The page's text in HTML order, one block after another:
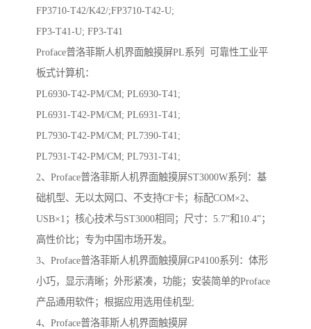
FP3710-T42/K42/;FP3710-T42-U;
FP3-T41-U; FP3-T41
Proface普洛菲斯人机界面触摸屏PL系列 可靠性工业平
板式计算机：
PL6930-T42-PM/CM; PL6930-T41;
PL6931-T42-PM/CM; PL6931-T41;
PL7930-T42-PM/CM; PL7390-T41;
PL7931-T42-PM/CM; PL7931-T41;
2、Proface普洛菲斯人机界面触摸屏ST3000W系列：基
础机型、无以太网口、不支持CF卡；标配COM×2、
USB×1；核心技术与ST3000相同；尺寸：5.7”和10.4”；
高性价比；专为中国市场开发。
3、Proface普洛菲斯人机界面触摸屏GP4100系列：体形
小巧，显示清晰；外形紧凑，功能；安装简单的Proface
产品通用软件；根据应用选用佳机型;
4、Proface普洛菲斯人机界面触摸屏